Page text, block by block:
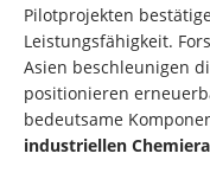
Pilotprojekten
Leistungsfähigkeit.
Asien beschleunigen
positionieren
bedeutsame
industriellen